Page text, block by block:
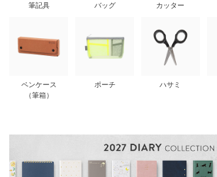
筆記具
ペンケース
（筆箱）
バッグ
ポーチ
カッター
ハサミ